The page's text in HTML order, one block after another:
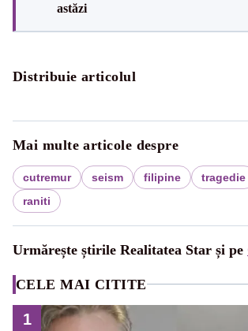
astăzi
Distribuie articolul
Mai multe articole despre
cutremur seism filipine tragedie
raniti
Urmărește știrile Realitatea Star și pe
CELE MAI CITITE
1